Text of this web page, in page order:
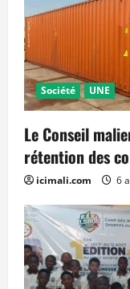
Société UNE
Le Conseil
rétention des
icimali.com 6